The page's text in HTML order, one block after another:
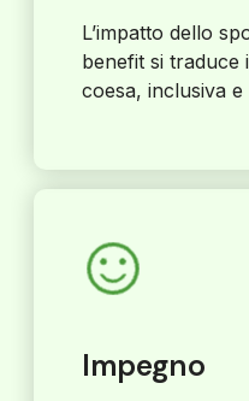
L’impatto dello
benefit si traduce
coesa, inclusiva e
Impegno